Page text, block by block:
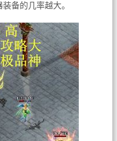
备的几率越大。